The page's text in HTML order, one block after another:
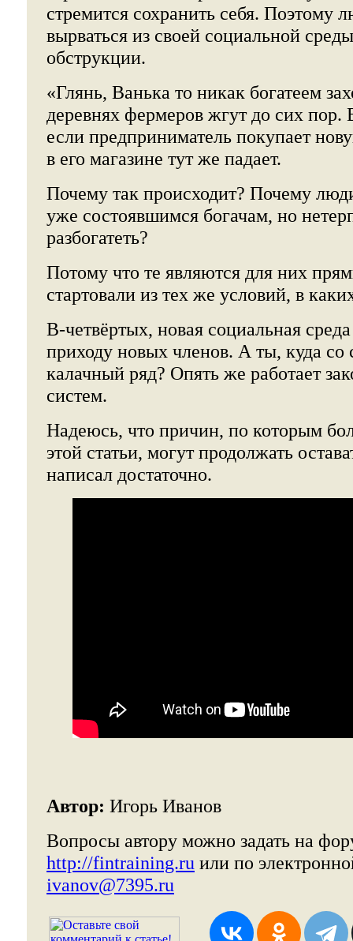
стремится сохранить себя. Поэтому
вырваться из своей социальной
обструкции.
«Глянь, Ванька то никак богатеем
деревнях фермеров жгут до сих пор.
если предприниматель покупает
в его магазине тут же падает.
Почему так происходит? Почему
уже состоявшимся богачам, но
разбогатеть?
Потому что те являются для них
стартовали из тех же условий, в
В-четвёртых, новая социальная
приходу новых членов. А ты, куда
калачный ряд? Опять же работает
систем.
Надеюсь, что причин, по которым
этой статьи, могут продолжать
написал достаточно.
Автор: Игорь Иванов
Вопросы автору можно задать на
http://fintraining.ru или по
ivanov@7395.ru